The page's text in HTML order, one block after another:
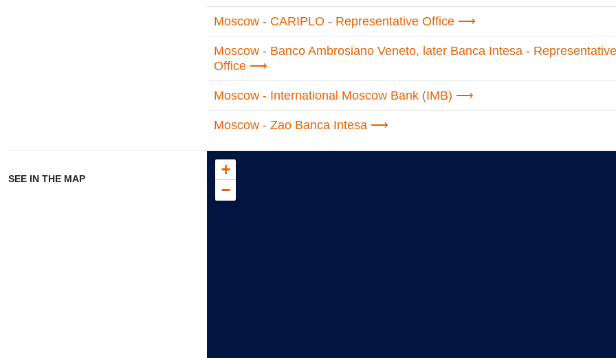
Moscow - CARIPLO - Representative Office
Moscow - Banco Ambrosiano Veneto, later Banca Intesa - Representative
Office
Moscow - International Moscow Bank (IMB)
Moscow - Zao Banca Intesa
SEE IN THE MAP
+
−